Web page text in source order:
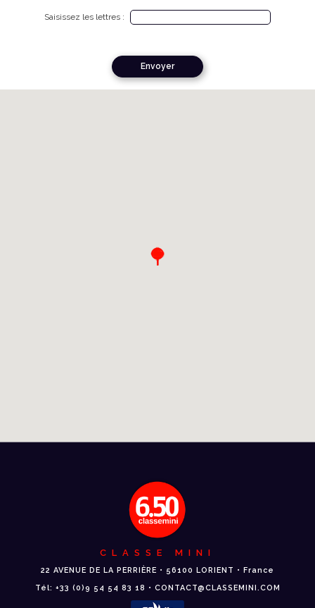
Saisissez les lettres :
CLASSE MINI
22 AVENUE DE LA PERRIÈRE • 56100 LORIENT • France
Tél: +33 (0)9 54 54 83 18 • CONTACT@CLASSEMINI.COM